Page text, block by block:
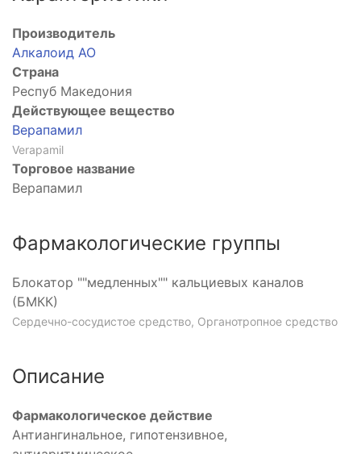
Производитель
Алкалоид АО
Страна
Респуб Македония
Действующее вещество
Верапамил
Verapamil
Торговое название
Верапамил
Фармакологические группы
Блокатор ""медленных"" кальциевых каналов
(БМКК)
Сердечно-сосудистое средство, Органотропное средство
Описание
Фармакологическое действие
Антиангинальное, гипотензивное,